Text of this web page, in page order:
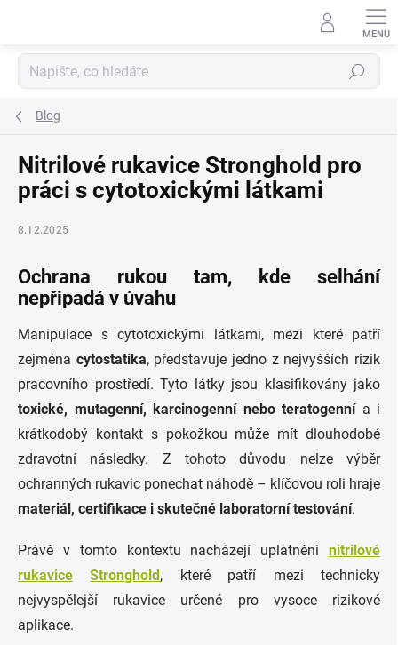
Hledat
Blog
Nitrilové rukavice Stronghold pro
práci s cytotoxickými látkami
8.12.2025
Ochrana rukou tam, kde selhání
nepřipadá v úvahu
Manipulace s cytotoxickými látkami, mezi které patří
zejména cytostatika, představuje jedno z nejvyšších rizik
pracovního prostředí. Tyto látky jsou klasifikovány jako
toxické, mutagenní, karcinogenní nebo teratogennía i
krátkodobý kontakt s pokožkou může mít dlouhodobé
zdravotní následky. Z tohoto důvodu nelze výběr
ochranných rukavic ponechat náhodě – klíčovou roli hraje
materiál, certifikace i skutečné laboratorní testování.
Právě v tomto kontextu nacházejí uplatnění nitrilové
rukavice
Stronghold, které patří mezi technicky
nejvyspělejší rukavice určené pro vysoce rizikové
aplikace.